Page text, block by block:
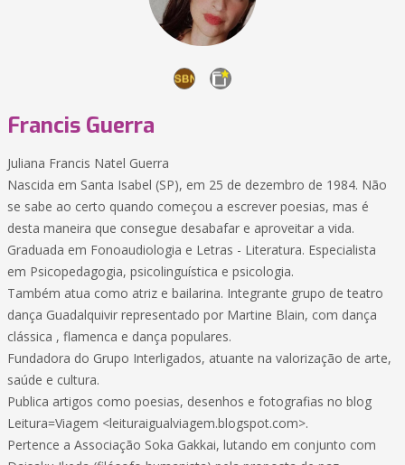
Francis Guerra
Juliana Francis Natel Guerra
Nascida em Santa Isabel (SP), em 25 de dezembro de 1984. Não
se sabe ao certo quando começou a escrever poesias, mas é
desta maneira que consegue desabafar e aproveitar a vida.
Graduada em Fonoaudiologia e Letras - Literatura. Especialista
em Psicopedagogia, psicolinguística e psicologia.
Também atua como atriz e bailarina. Integrante grupo de teatro
dança Guadalquivir representado por Martine Blain, com dança
clássica , flamenca e dança populares.
Fundadora do Grupo Interligados, atuante na valorização de arte,
saúde e cultura.
Publica artigos como poesias, desenhos e fotografias no blog
Leitura=Viagem <leituraigualviagem.blogspot.com>.
Pertence a Associação Soka Gakkai, lutando em conjunto com